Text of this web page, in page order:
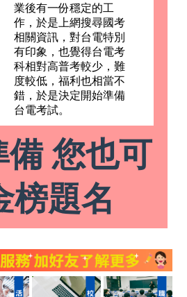
業後有一份穩定的工
作，於是上網搜尋國考
相關資訊，對台電特別
有印象，也覺得台電考
科相對高普考較少，難
度較低，福利也相當不
錯，於是決定開始準備
台電考試。
備 您也可
榜題名